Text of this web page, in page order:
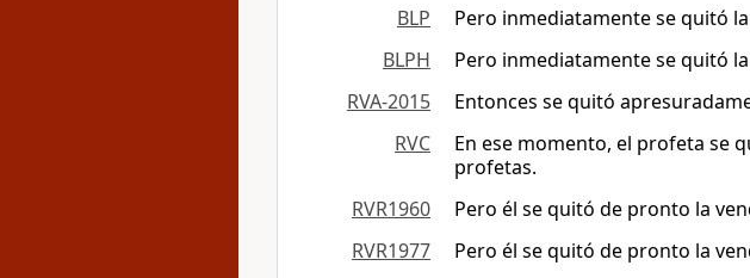
BLP
Pero inmediatamente se quitó
BLPH
Pero inmediatamente se quitó
RVA-2015
Entonces se quitó
RVC
En ese momento, el profeta se
profetas.
RVR1960
Pero él se quitó de pronto la
RVR1977
Pero él se quitó de pronto la